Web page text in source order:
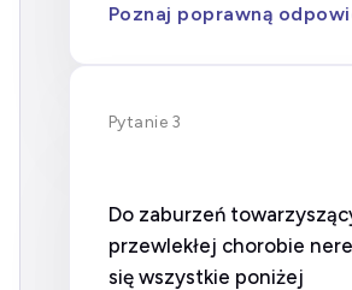
Poznaj poprawną
Pytanie 3
Do zaburzeń
przewlekłej chorobie
się wszystkie poniżej